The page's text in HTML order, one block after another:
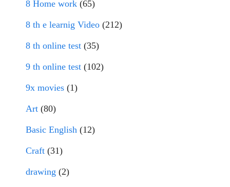
8 Home work (65)
8 th e learnig Video (212)
8 th online test (35)
9 th online test (102)
9x movies (1)
Art (80)
Basic English (12)
Craft (31)
drawing (2)